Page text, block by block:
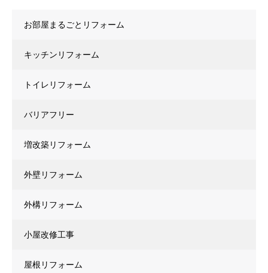
お部屋まるごとリフォーム
キッチンリフォーム
トイレリフォーム
バリアフリー
増改築リフォーム
外壁リフォーム
外構リフォーム
小屋改修工事
屋根リフォーム